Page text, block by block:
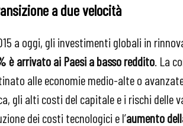
a due velocità
a oggi, gli investimenti globali in
è arrivato ai Paesi a basso reddito . La
alle economie medio-alte o
gli alti costi del capitale e i rischi delle
dei costi tecnologici e l’aumento